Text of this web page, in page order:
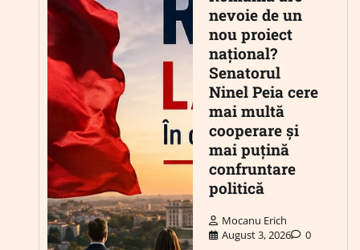
nevoie de un
nou proiect
național?
Senatorul
Ninel Peia cere
mai multă
cooperare și
mai puțină
confruntare
politică
Mocanu Erich
August 3, 2026
0